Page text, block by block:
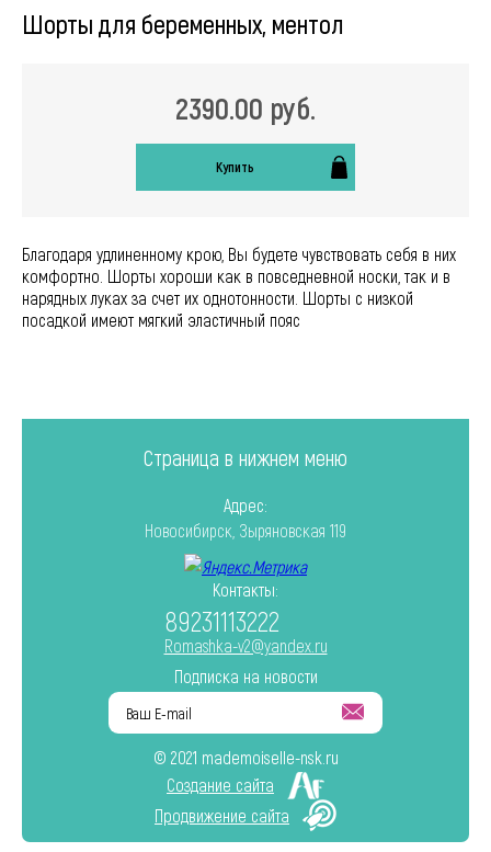
Шорты для беременных, ментол
2390.00 руб.
Купить
Благодаря удлиненному крою, Вы будете чувствовать себя в них
комфортно. Шорты хороши как в повседневной носки, так и в
нарядных луках за счет их однотонности. Шорты с низкой
посадкой имеют мягкий эластичный пояс
Страница в нижнем меню
Адрес:
Новосибирск, Зыряновская 119
Контакты:
89231113222
Romashka-v2@yandex.ru
Подписка на новости
© 2021 mademoiselle-nsk.ru
Создание сайта
Продвижение сайта